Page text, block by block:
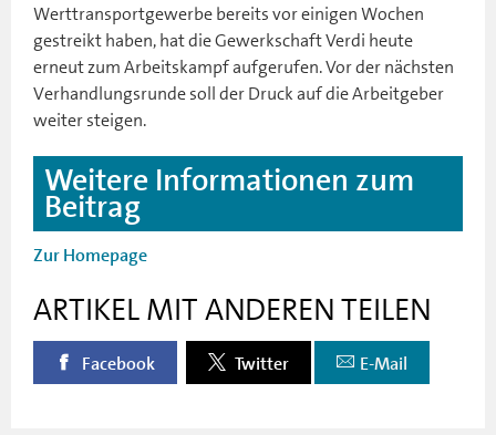
Werttransportgewerbe bereits vor einigen Wochen
gestreikt haben, hat die Gewerkschaft Verdi heute
erneut zum Arbeitskampf aufgerufen. Vor der nächsten
Verhandlungsrunde soll der Druck auf die Arbeitgeber
weiter steigen.
Weitere Informationen zum
Beitrag
Zur Homepage
ARTIKEL MIT ANDEREN TEILEN
Facebook Twitter E-Mail